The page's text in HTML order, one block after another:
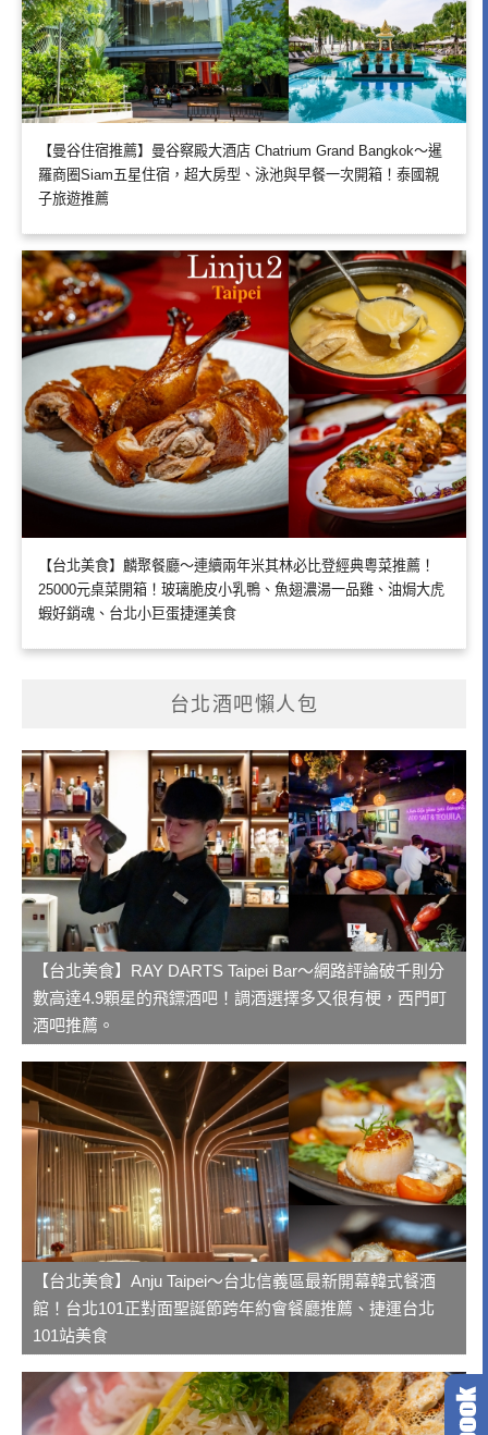
【曼谷住宿推薦】曼谷察殿大酒店 Chatrium Grand Bangkok～暹
羅商圈Siam五星住宿，超大房型、泳池與早餐一次開箱！泰國親
子旅遊推薦
【台北美食】麟聚餐廳～連續兩年米其林必比登經典粵菜推薦！
25000元桌菜開箱！玻璃脆皮小乳鴨、魚翅濃湯一品雞、油焗大虎
蝦好銷魂、台北小巨蛋捷運美食
台北酒吧懶人包
【台北美食】RAY DARTS Taipei Bar～網路評論破千則分
數高達4.9顆星的飛鏢酒吧！調酒選擇多又很有梗，西門町
酒吧推薦。
【台北美食】Anju Taipei～台北信義區最新開幕韓式餐酒
館！台北101正對面聖誕節跨年約會餐廳推薦、捷運台北
101站美食